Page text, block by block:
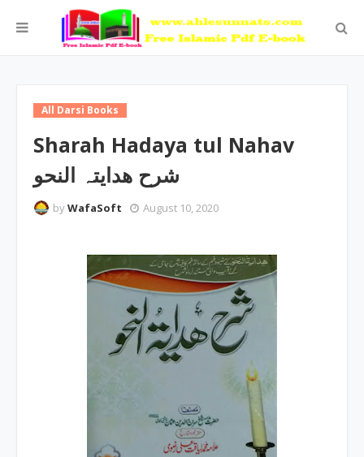
All Darsi Books
Sharah Hadaya tul Nahav
شرح ھدایتہ النحو
byWafaSoft August 10, 2020